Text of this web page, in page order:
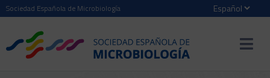
Sociedad Española de Microbiología